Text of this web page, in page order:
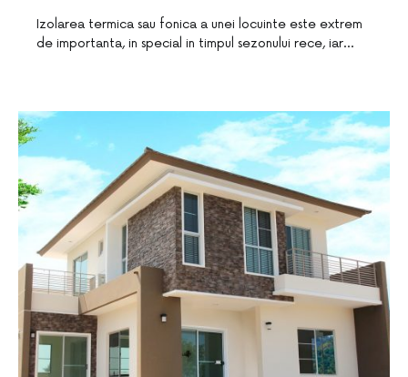
Izolarea termica sau fonica a unei locuinte este extrem
de importanta, in special in timpul sezonului rece, iar…